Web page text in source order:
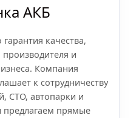
АКБ
качества,
и
Компания
к сотрудничеству
СТО, автопарки и
прямые